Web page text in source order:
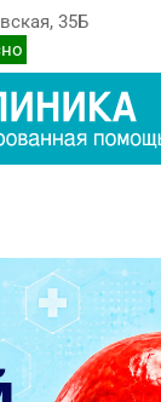
35Б